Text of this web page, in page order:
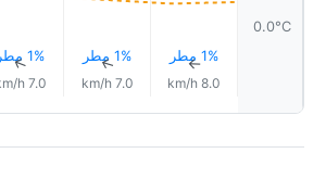
0.0°C
1% مطر↑
8.0 km/h
1% مطر↑
7.0 km/h
1% مطر↑
7.0 km/h